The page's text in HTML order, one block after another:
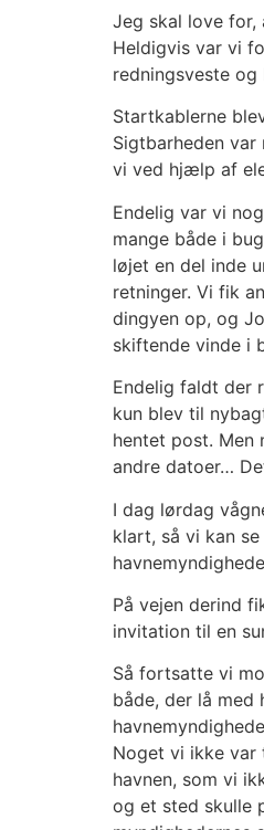
Jeg skal love for,
Heldigvis var vi
redningsveste
Startkablerne
Sigtbarheden
vi ved hjælp af
Endelig var vi
mange både i
løjet en del inde
retninger. Vi fik
dingyen op, og
skiftende vinde i
Endelig faldt der
kun blev til
hentet post. Men
andre datoer…
I dag lørdag
klart, så vi kan
På vejen derind
invitation til en
Så fortsatte vi
både, der lå med
Noget vi ikke var
havnen, som vi
og et sted skulle